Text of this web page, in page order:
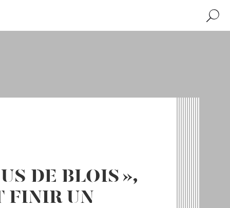
DE BLOIS »,
FINIR UN